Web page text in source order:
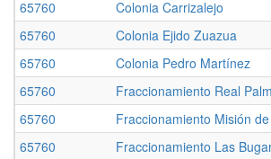
65760
Colonia Carrizalejo
65760
Colonia Ejido Zuazua
65760
Colonia Pedro Martínez
65760
Fraccionamiento Real
65760
Fraccionamiento Misión
65760
Fraccionamiento Las